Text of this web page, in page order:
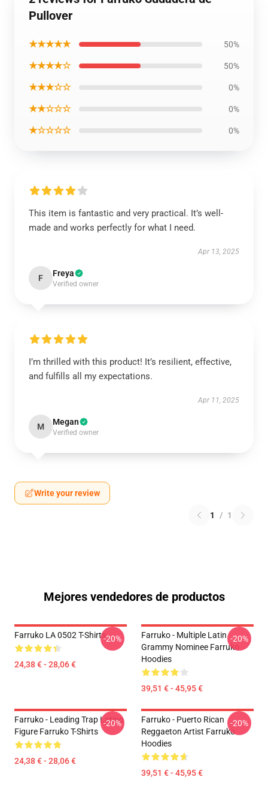
Pullover
★★★★★ 50%
★★★★☆ 50%
★★★☆☆ 0%
★★☆☆☆ 0%
★☆☆☆☆ 0%
This item is fantastic and very practical. It’s well-
made and works perfectly for what I need.
Apr 13, 2025
F Freya
Verified owner
I’m thrilled with this product! It’s resilient, effective,
and fulfills all my expectations.
Apr 11, 2025
M Megan
Verified owner
Write your review
1 / 1
Mejores vendedores de productos
Farruko LA 0502 T-Shirts
24,38 € - 28,06 €
-20%
Farruko - Multiple Latin
Grammy Nominee Farruko
Hoodies
39,51 € - 45,95 €
-20%
Farruko - Leading Trap Latino
Figure Farruko T-Shirts
24,38 € - 28,06 €
-20%
Farruko - Puerto Rican
Reggaeton Artist Farruko
Hoodies
39,51 € - 45,95 €
-20%